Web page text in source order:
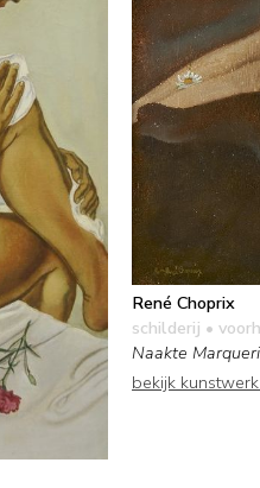
René Choprix
schilderij •
Naakte
bekijk